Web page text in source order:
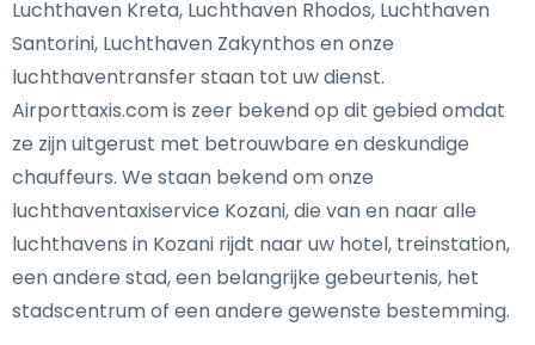
Luchthaven Kreta, Luchthaven Rhodos, Luchthaven
Santorini, Luchthaven Zakynthos en onze
luchthaventransfer staan tot uw dienst.
Airporttaxis.com is zeer bekend op dit gebied omdat
ze zijn uitgerust met betrouwbare en deskundige
chauffeurs. We staan bekend om onze
luchthaventaxiservice Kozani, die van en naar alle
luchthavens in Kozani rijdt naar uw hotel, treinstation,
een andere stad, een belangrijke gebeurtenis, het
stadscentrum of een andere gewenste bestemming.